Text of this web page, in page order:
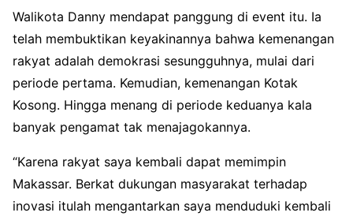
Walikota Danny mendapat panggung di event itu. Ia
telah membuktikan keyakinannya bahwa kemenangan
rakyat adalah demokrasi sesungguhnya, mulai dari
periode pertama. Kemudian, kemenangan Kotak
Kosong. Hingga menang di periode keduanya kala
banyak pengamat tak menajagokannya.
“Karena rakyat saya kembali dapat memimpin
Makassar. Berkat dukungan masyarakat terhadap
inovasi itulah mengantarkan saya menduduki kembali